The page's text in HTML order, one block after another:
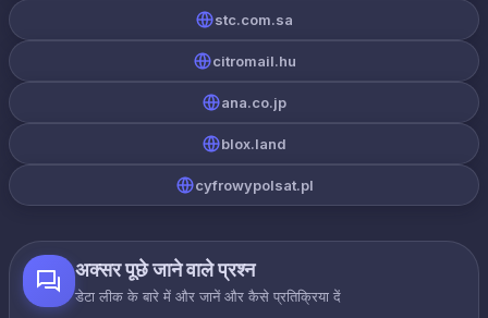
stc.com.sa
citromail.hu
ana.co.jp
blox.land
cyfrowypolsat.pl
अक्सर पूछे जाने वाले प्रश्न
डेटा लीक के बारे में और जानें और कैसे प्रतिक्रिया दें